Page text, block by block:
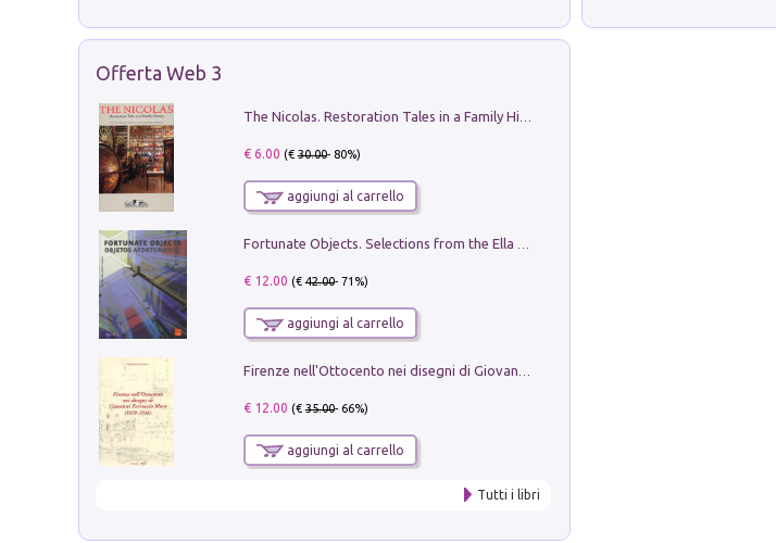
Offerta Web 3
€ 6.00 (€30.00- 80%)
aggiungi al carrello
€ 12.00 (€42.00- 71%)
aggiungi al carrello
€ 12.00 (€35.00- 66%)
aggiungi al carrello
Tutti i libri